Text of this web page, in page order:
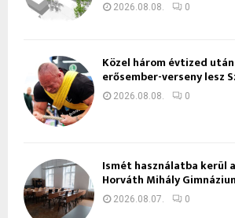
2026.08.08. 0
Közel három évtized
erősember-verseny lesz
2026.08.08. 0
Ismét használatba kerül
Horváth Mihály
2026.08.07. 0